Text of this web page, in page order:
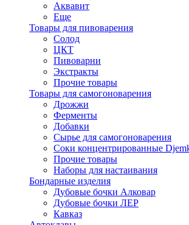
Аквавит
Еще
Товары для пивоварения
Солод
ЦКТ
Пивоварни
Экстракты
Прочие товары
Товары для самогоноварения
Дрожжи
Ферменты
Добавки
Сырье для самогоноварения
Соки концентрированные
Прочие товары
Наборы для настаивания
Бондарные изделия
Дубовые бочки Алковар
Дубовые бочки ЛЕР
Кавказ